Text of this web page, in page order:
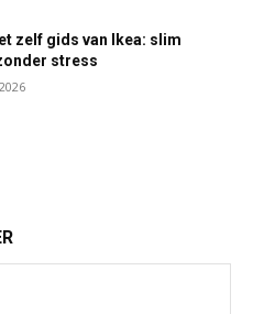
zelf gids van Ikea: slim
stress